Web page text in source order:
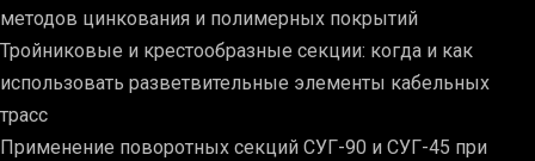
методов цинкования и полимерных покрытий
Тройниковые и крестообразные секции: когда и как
использовать разветвительные элементы кабельных
трасс
Применение поворотных секций СУГ-90 и СУГ-45 при